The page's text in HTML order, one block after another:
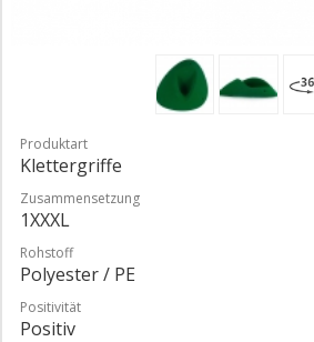
Produktart
Klettergriffe
Zusammensetzung
1XXXL
Rohstoff
Polyester / PE
Positivität
Positiv